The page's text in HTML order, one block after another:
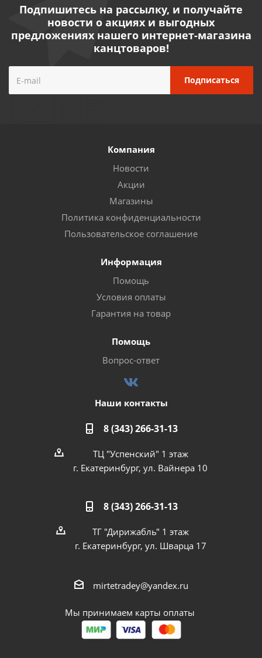
Подпишитесь на рассылку, и получайте
новости о акциях и выгодных
предложениях нашего интернет-магазина
канцтоваров!
Компания
Новости
Акции
Магазины
Политика конфиденциальности
Пользовательское соглашение
Информация
Помощь
Условия оплаты
Гарантия на товар
Помощь
Вопрос-ответ
Наши контакты
8 (343) 266-31-13
ТЦ "Успенский" 1 этаж
г. Екатеринбург, ул. Вайнера 10
8 (343) 266-31-13
ТГ "Дирижабль" 1 этаж
г. Екатеринбург, ул. Шварца 17
mirtetradey@yandex.ru
Мы принимаем карты оплаты